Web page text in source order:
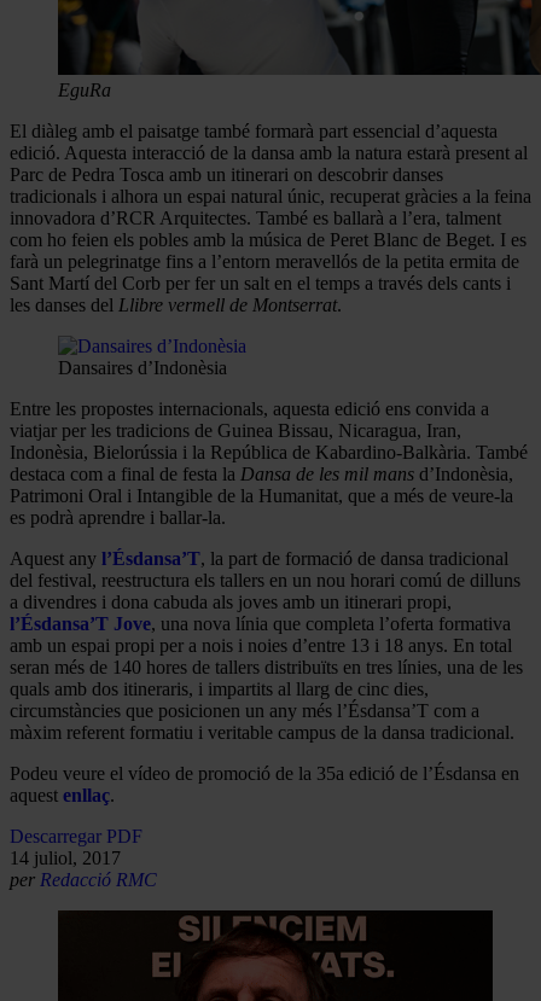
EguRa
El diàleg amb el paisatge també formarà part essencial d’aquesta
edició. Aquesta interacció de la dansa amb la natura estarà present al
Parc de Pedra Tosca amb un itinerari on descobrir danses
tradicionals i alhora un espai natural únic, recuperat gràcies a la feina
innovadora d’RCR Arquitectes. També es ballarà a l’era, talment
com ho feien els pobles amb la música de Peret Blanc de Beget. I es
farà un pelegrinatge fins a l’entorn meravellós de la petita ermita de
Sant Martí del Corb per fer un salt en el temps a través dels cants i
les danses del Llibre vermell de Montserrat.
Dansaires d’Indonèsia
Entre les propostes internacionals, aquesta edició ens convida a
viatjar per les tradicions de Guinea Bissau, Nicaragua, Iran,
Indonèsia, Bielorússia i la República de Kabardino-Balkària. També
destaca com a final de festa la Dansa de les mil mans d’Indonèsia,
Patrimoni Oral i Intangible de la Humanitat, que a més de veure-la
es podrà aprendre i ballar-la.
Aquest any l’Ésdansa’T, la part de formació de dansa tradicional
del festival, reestructura els tallers en un nou horari comú de dilluns
a divendres i dona cabuda als joves amb un itinerari propi,
l’Ésdansa’T Jove, una nova línia que completa l’oferta formativa
amb un espai propi per a nois i noies d’entre 13 i 18 anys. En total
seran més de 140 hores de tallers distribuïts en tres línies, una de les
quals amb dos itineraris, i impartits al llarg de cinc dies,
circumstàncies que posicionen un any més l’Ésdansa’T com a
màxim referent formatiu i veritable campus de la dansa tradicional.
Podeu veure el vídeo de promoció de la 35a edició de l’Ésdansa en
aquest enllaç.
Descarregar PDF
14 juliol, 2017
per Redacció RMC